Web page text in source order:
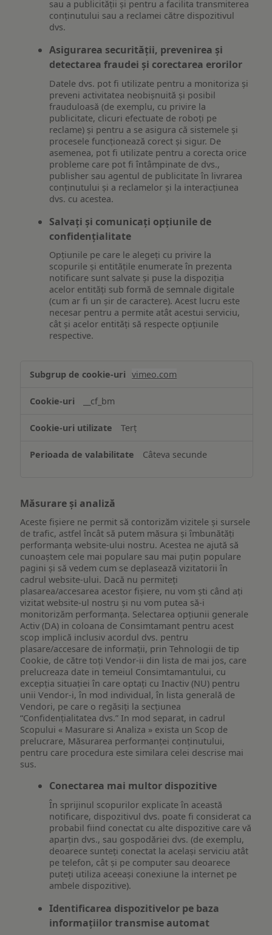
sau a publicității și pentru a facilita transmiterea
conținutului sau a reclamei către dispozitivul
dvs.
Asigurarea securității, prevenirea și
detectarea fraudei și corectarea erorilor
Datele dvs. pot fi utilizate pentru a monitoriza și
preveni activitatea neobișnuită și posibil
frauduloasă (de exemplu, cu privire la
publicitate, clicuri efectuate de roboți pe
reclame) și pentru a se asigura că sistemele și
procesele funcționează corect și sigur. De
asemenea, pot fi utilizate pentru a corecta orice
probleme care pot fi întâmpinate de dvs.,
publisher sau agentul de publicitate în livrarea
conținutului și a reclamelor și la interacțiunea
dvs. cu acestea.
Salvați și comunicați opțiunile de
confidențialitate
Opțiunile pe care le alegeți cu privire la
scopurile și entitățile enumerate în prezenta
notificare sunt salvate și puse la dispoziția
acelor entități sub formă de semnale digitale
(cum ar fi un șir de caractere). Acest lucru este
necesar pentru a permite atât acestui serviciu,
cât și acelor entități să respecte opțiunile
respective.
Asigurarea
funcționalităților
website-
ului
vimeo.com
__cf_bm
Terț
Câteva secunde
Măsurare și analiză
Aceste fișiere ne permit să contorizăm vizitele și sursele
de trafic, astfel încât să putem măsura și îmbunătăți
performanța website-ului nostru. Acestea ne ajută să
cunoaștem cele mai populare sau mai puțin populare
pagini și să vedem cum se deplasează vizitatorii în
cadrul website-ului. Dacă nu permiteți
plasarea/accesarea acestor fișiere, nu vom ști când ați
vizitat website-ul nostru și nu vom putea să-i
monitorizăm performanța. Selectarea opțiunii generale
Activ (DA) in coloana de Consimtamant pentru acest
scop implică inclusiv acordul dvs. pentru
plasare/accesare de informații, prin Tehnologii de tip
Cookie, de către toți Vendor-ii din lista de mai jos, care
prelucreaza date in temeiul Consimtamantului, cu
excepția situației în care optați cu Inactiv (NU) pentru
unii Vendor-i, în mod individual, în lista generală de
Vendori, pe care o regăsiți la secțiunea
“Confidențialitatea dvs.” In mod separat, in cadrul
Scopului « Masurare si Analiza » exista un Scop de
prelucrare, Măsurarea performanței conținutului,
pentru care procedura este similara celei descrise mai
sus.
Conectarea mai multor dispozitive
În sprijinul scopurilor explicate în această
notificare, dispozitivul dvs. poate fi considerat ca
probabil fiind conectat cu alte dispozitive care vă
aparțin dvs., sau gospodăriei dvs. (de exemplu,
deoarece sunteți conectat la același serviciu atât
pe telefon, cât și pe computer sau deoarece
puteți utiliza aceeași conexiune la internet pe
ambele dispozitive).
Identificarea dispozitivelor pe baza
informațiilor transmise automat